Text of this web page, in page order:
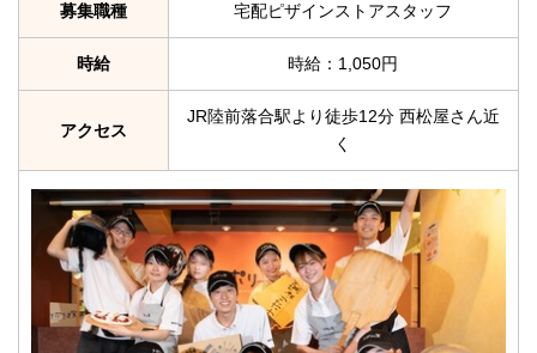
募集職種 宅配ピザインストアスタッフ
時給 時給：1,050円
アクセス
JR陸前落合駅より徒歩12分 西松屋さん近
く